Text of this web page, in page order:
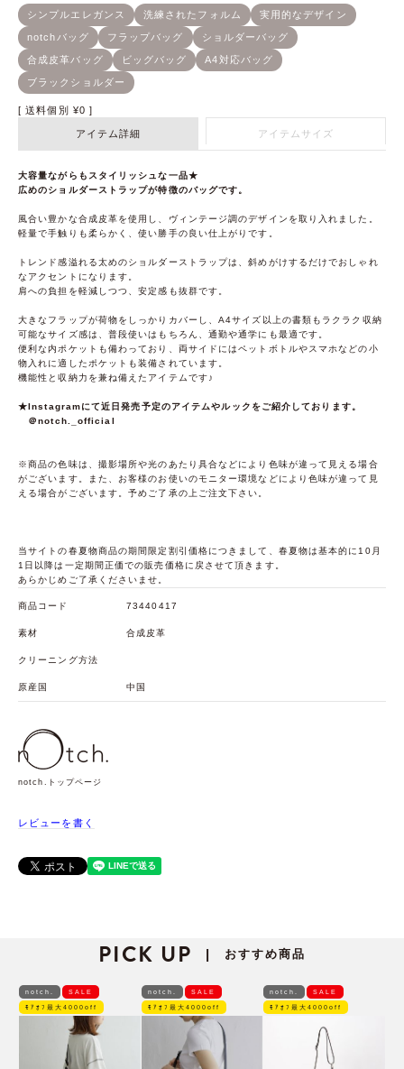
送料個別 ¥0
アイテム詳細 アイテムサイズ
大容量ながらもスタイリッシュな一品★
広めのショルダーストラップが特徴のバッグです。
風合い豊かな合成皮革を使用し、ヴィンテージ調のデザインを取り入れました。
軽量で手触りも柔らかく、使い勝手の良い仕上がりです。
トレンド感溢れる太めのショルダーストラップは、斜めがけするだけでおしゃれ
なアクセントになります。
肩への負担を軽減しつつ、安定感も抜群です。
大きなフラップが荷物をしっかりカバーし、A4サイズ以上の書類もラクラク収納
可能なサイズ感は、普段使いはもちろん、通勤や通学にも最適です。
便利な内ポケットも備わっており、両サイドにはペットボトルやスマホなどの小
物入れに適したポケットも装備されています。
機能性と収納力を兼ね備えたアイテムです♪
★Instagramにて近日発売予定のアイテムやルックをご紹介しております。
＠notch._official
※商品の色味は、撮影場所や光のあたり具合などにより色味が違って見える場合
がございます。また、お客様のお使いのモニター環境などにより色味が違って見
える場合がございます。予めご了承の上ご注文下さい。
当サイトの春夏物商品の期間限定割引価格につきまして、春夏物は基本的に10月
1日以降は一定期間正価での販売価格に戻させて頂きます。
あらかじめご了承くださいませ。
商品コード 73440417
素材 合成皮革
クリーニング方法
原産国 中国
notch.トップページ
レビューを書く
PICK UP | おすすめ商品
notch. SALE
ﾓｱｵﾌ最大4000off
notch. SALE
ﾓｱｵﾌ最大4000off
notch. SALE
ﾓｱｵﾌ最大4000off